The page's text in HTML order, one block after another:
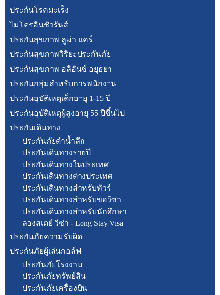
ประกันโรคมะเร็ง
ไมโครอินชัวรันส์
ประกันสุขภาพ ลูม่า แคร์
ประกันสุขภาพวิริยะประกันภัย
ประกันสุขภาพ อลิอันซ์ อยุธยา
ประกันกลุ่มสำหรับการพนักงาน
ประกันอุบัติเหตุเด็กอายุ 1-15 ปี
ประกันอุบัติเหตุผู้สูงอายุ 55 ปีขึ้นไป
ประกันเดินทาง
ประกันภัยดำน้ำลึก
ประกันเดินทางรายปี
ประกันเดินทางในประเทศ
ประกันเดินทางต่างประเทศ
ประกันเดินทางสำหรับทัวร์
ประกันเดินทางสำหรับขอวีซ่า
ประกันเดินทางสำหรับนักศึกษา
ลองสเตย์ วีซ่า - Long Stay Visa
ประกันภัยความรับผิด
ประกันภัยผู้เล่นกอล์ฟ
ประกันภัยโรงงาน
ประกันภัยทรัพย์สิน
ประกันภัยเครื่องบิน